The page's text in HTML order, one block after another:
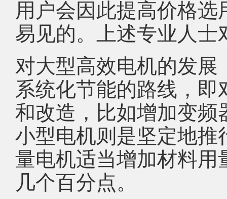
用户会因此提高价格
易见的。上述专业人
对大型高效电机的发
系统化节能的路线，
和改造，比如增加变
小型电机则是坚定地
量电机适当增加材料
几个百分点。